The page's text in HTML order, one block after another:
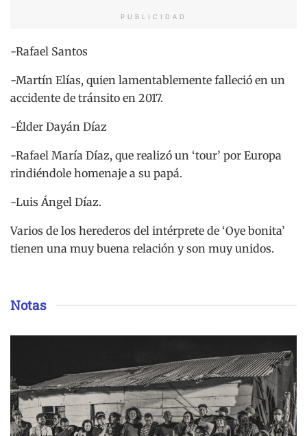
PUBLICIDAD
-Rafael Santos
-Martín Elías, quien lamentablemente falleció en un
accidente de tránsito en 2017.
-Élder Dayán Díaz
-Rafael María Díaz, que realizó un ‘tour’ por Europa
rindiéndole homenaje a su papá.
-Luis Ángel Díaz.
Varios de los herederos del intérprete de ‘Oye bonita’
tienen una muy buena relación y son muy unidos.
Notas